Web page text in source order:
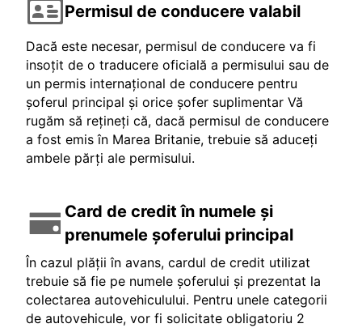
Permisul de conducere valabil
Dacă este necesar, permisul de conducere va fi
insoțit de o traducere oficială a permisului sau de
un permis internațional de conducere pentru
șoferul principal și orice șofer suplimentar Vă
rugăm să rețineți că, dacă permisul de conducere
a fost emis în Marea Britanie, trebuie să aduceți
ambele părți ale permisului.
Card de credit în numele și
prenumele șoferului principal
În cazul plății în avans, cardul de credit utilizat
trebuie să fie pe numele șoferului și prezentat la
colectarea autovehiculului. Pentru unele categorii
de autovehicule, vor fi solicitate obligatoriu 2